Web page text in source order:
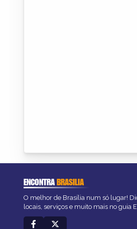
ENCONTRABRASILIA
O melhor de Brasília num só lugar!
locais, serviços e muito mais no guia